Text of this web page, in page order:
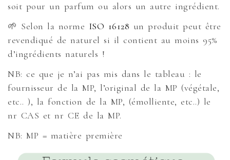
soit pour un parfum ou alors un autre ingrédient.
🌱 Selon la norme ISO 16128 un produit peut être
revendiqué de naturel si il contient au moins 95%
d’ingrédients naturels !
NB: ce que je n’ai pas mis dans le tableau : le
fournisseur de la MP, l’original de la MP (végétale,
etc.. ), la fonction de la MP, (émolliente, etc..) le
nr CAS et nr CE de la MP.
NB: MP = matière première